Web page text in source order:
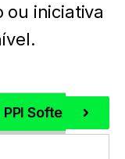
ou iniciativa
PPI Softex